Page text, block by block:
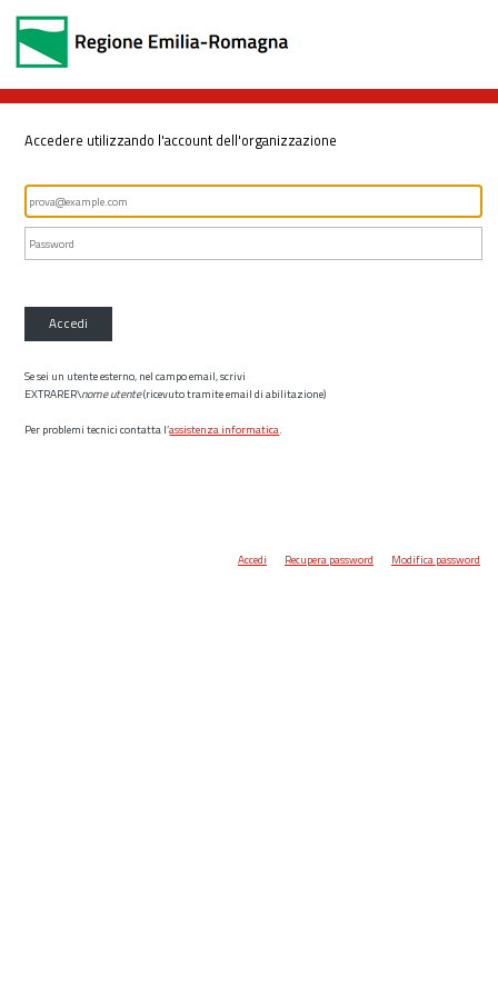
Accedere utilizzando l'account dell'organizzazione
Accedi
Se sei un utente esterno, nel campo email, scrivi
EXTRARER\nome utente(ricevuto tramite email di abilitazione)
Per problemi tecnici contatta l’assistenza informatica.
Accedi Recupera password Modifica password